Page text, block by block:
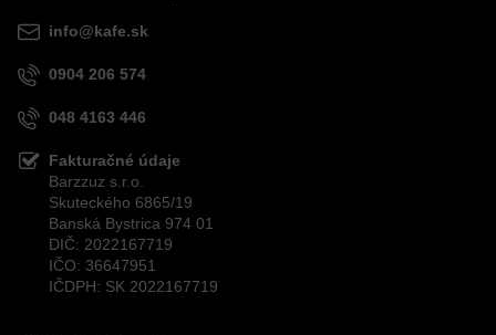
info@kafe.sk
0904 206 574
048 4163 446
Fakturačné údaje
Barzzuz s.r.o.
Skuteckého 6865/19
Banská Bystrica 974 01
DIČ: 2022167719
IČO: 36647951
IČDPH: SK 2022167719